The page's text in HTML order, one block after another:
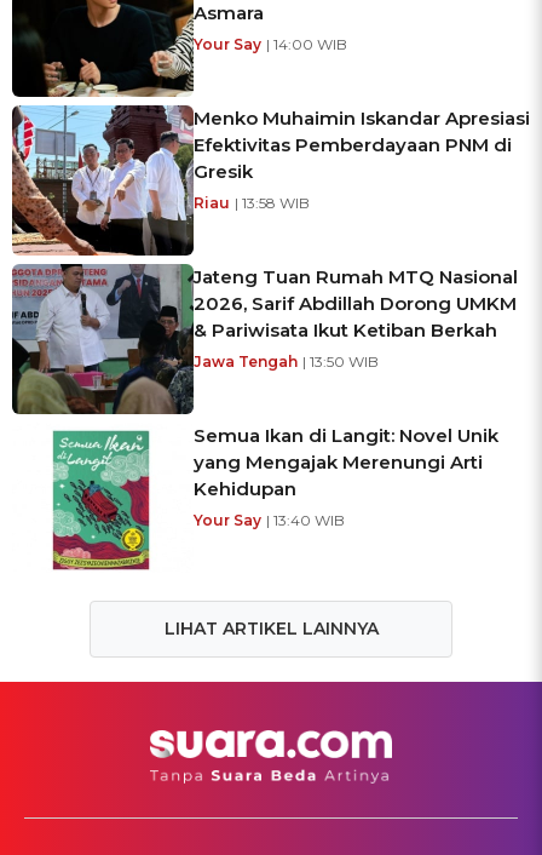
Asmara
Your Say | 14:00 WIB
Menko Muhaimin Iskandar Apresiasi
Efektivitas Pemberdayaan PNM di
Gresik
Riau | 13:58 WIB
Jateng Tuan Rumah MTQ Nasional
2026, Sarif Abdillah Dorong UMKM
& Pariwisata Ikut Ketiban Berkah
Jawa Tengah | 13:50 WIB
Semua Ikan di Langit: Novel Unik
yang Mengajak Merenungi Arti
Kehidupan
Your Say | 13:40 WIB
LIHAT ARTIKEL LAINNYA